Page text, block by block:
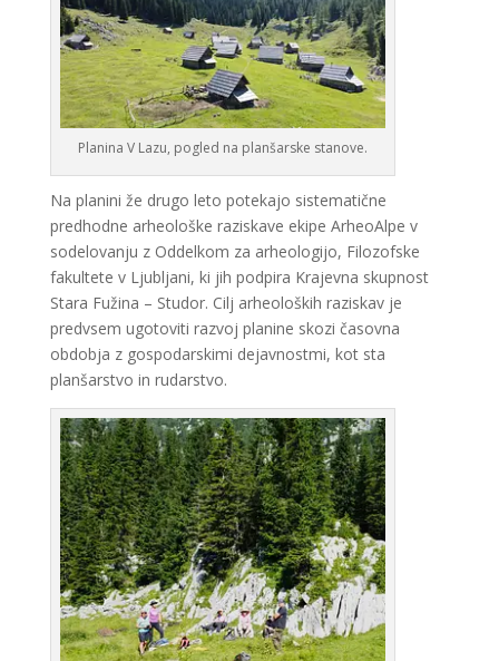
Planina V Lazu, pogled na planšarske stanove.
Na planini že drugo leto potekajo sistematične
predhodne arheološke raziskave ekipe ArheoAlpe v
sodelovanju z Oddelkom za arheologijo, Filozofske
fakultete v Ljubljani, ki jih podpira Krajevna skupnost
Stara Fužina – Studor. Cilj arheoloških raziskav je
predvsem ugotoviti razvoj planine skozi časovna
obdobja z gospodarskimi dejavnostmi, kot sta
planšarstvo in rudarstvo.